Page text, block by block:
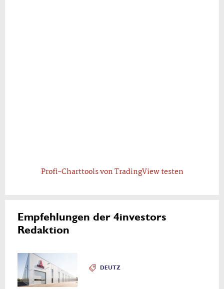
Profi-Charttools von TradingView testen
Empfehlungen der 4investors
Redaktion
DEUTZ